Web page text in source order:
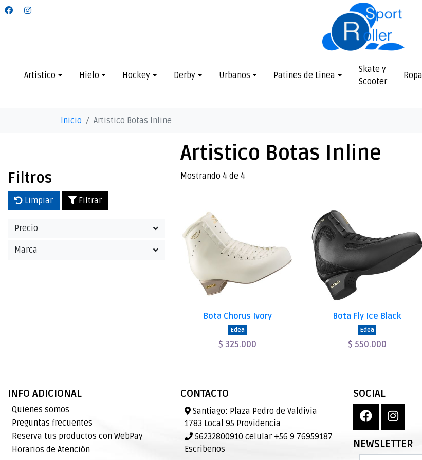
Artistico Hielo Hockey Derby Urbanos Patines de Linea
Skate y
Scooter
Ropa
Inicio Artistico Botas Inline
Artistico Botas Inline
Filtros
Limpiar Filtrar
Precio
Marca
Mostrando 4 de 4
Bota Chorus Ivory
Edea
$ 325.000
Bota Fly Ice Black
Edea
$ 550.000
INFO ADICIONAL
Quienes somos
Preguntas frecuentes
Reserva tus productos con WebPay
Horarios de Atención
CONTACTO
Santiago: Plaza Pedro de Valdivia
1783 Local 95 Providencia
56232800910 celular +56 9 76959187
Escribenos
SOCIAL
NEWSLETTER